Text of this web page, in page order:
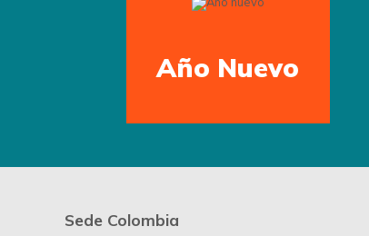
Año Nuevo
Sede Colombia